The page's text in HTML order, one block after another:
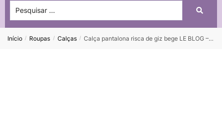
Início / Roupas / Calças / Calça pantalona risca de giz bege LE BLOG – 36 ( NUNCA USADA)